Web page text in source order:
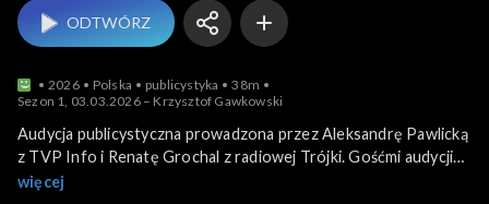
ODTWÓRZ
2026 Polska publicystyka
38m
Sezon 1, 03.03.2026 – Krzysztof Gawkowski
Audycja publicystyczna prowadzona przez Aleksandrę Pawlicką
z TVP Info i Renatę Grochal z radiowej Trójki. Gośćmi audycji
są bohaterowie najważniejszych wydarzeń politycznych w kraju.
więcej